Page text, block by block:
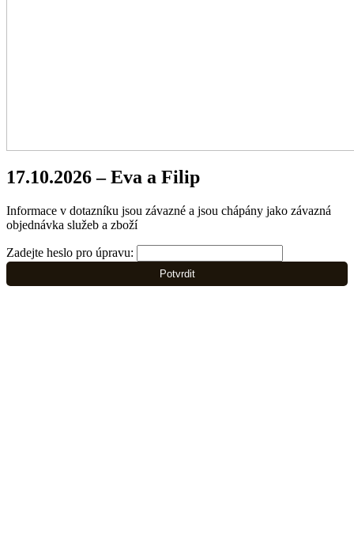
17.10.2026 – Eva a Filip
Informace v dotazníku jsou závazné a jsou chápány jako závazná
objednávka služeb a zboží
Zadejte heslo pro úpravu:
Potvrdit